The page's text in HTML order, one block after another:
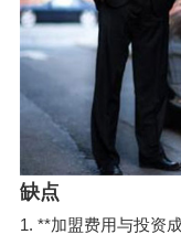
缺点
1. **加盟费用与投资